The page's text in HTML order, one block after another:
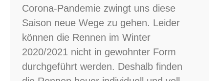
Corona-Pandemie zwingt uns diese
Saison neue Wege zu gehen. Leider
können die Rennen im Winter
2020/2021 nicht in gewohnter Form
durchgeführt werden. Deshalb finden